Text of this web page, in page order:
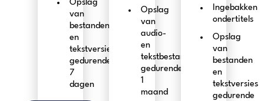
Opslag
van
bestanden
en
tekstversies
gedurende
7
dagen
Opslag
van
audio-
en
tekstbestanden
gedurende
1
maand
Ingebakken
ondertitels
Opslag
van
bestanden
en
tekstversies
gedurende